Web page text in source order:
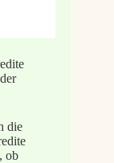
die
ob